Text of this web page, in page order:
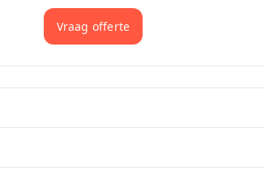
Vraag offerte